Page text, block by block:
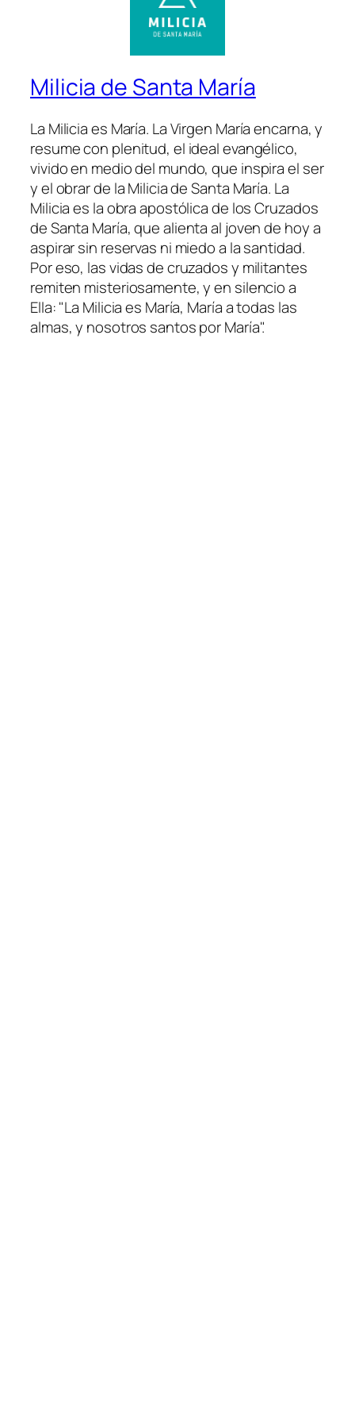
Milicia de Santa María
La Milicia es María. La Virgen María encarna, y
resume con plenitud, el ideal evangélico,
vivido en medio del mundo, que inspira el ser
y el obrar de la Milicia de Santa María. La
Milicia es la obra apostólica de los Cruzados
de Santa María, que alienta al joven de hoy a
aspirar sin reservas ni miedo a la santidad.
Por eso, las vidas de cruzados y militantes
remiten misteriosamente, y en silencio a
Ella: "La Milicia es María, María a todas las
almas, y nosotros santos por María".